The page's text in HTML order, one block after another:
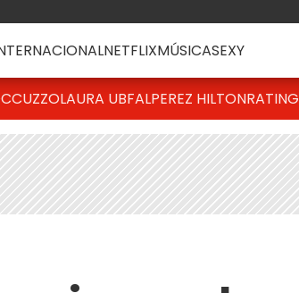
NETFLIXMÚSICASEXY
LAURA UBFALPEREZ HILTONRATING